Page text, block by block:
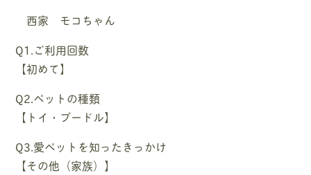
西家 モコちゃん
Q1.ご利用回数
【初めて】
Q2.ペットの種類
【トイ・プードル】
Q3.愛ペットを知ったきっかけ
【その他（家族）】